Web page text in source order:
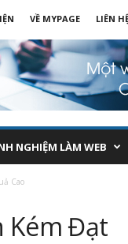
VỀ MYPAGE LIÊN
NGHIỆM LÀM WEB
Cao
Kém Đạt